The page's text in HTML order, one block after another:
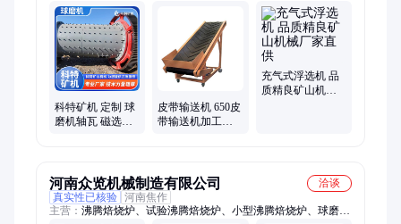
碎机、粉碎机、浮选机、螺旋溜槽、磁力设备、重选设备、制砂
设备、分级设备、选矿设备、金矿设备、选矿球磨、砂石分离、
破碎设备、输送设备、分离设备、工业搅拌罐、斗轮洗砂机、砂
石脱水机、分级机
科特矿机 定制 球
磨机轴瓦 磁选工
皮带输送机 650皮
带输送机加工定
充气式浮选机 品
质精良矿山机械
河南众览机械制造有限公司
洽谈
真实性已核验 河南焦作
主营： 沸腾焙烧炉、试验沸腾焙烧炉、小型沸腾焙烧炉、球磨机